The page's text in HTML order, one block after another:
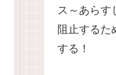
ス～あらす
阻止するた
する！